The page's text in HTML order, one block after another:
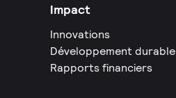
Impact
Innovations
Développement durable
Rapports financiers